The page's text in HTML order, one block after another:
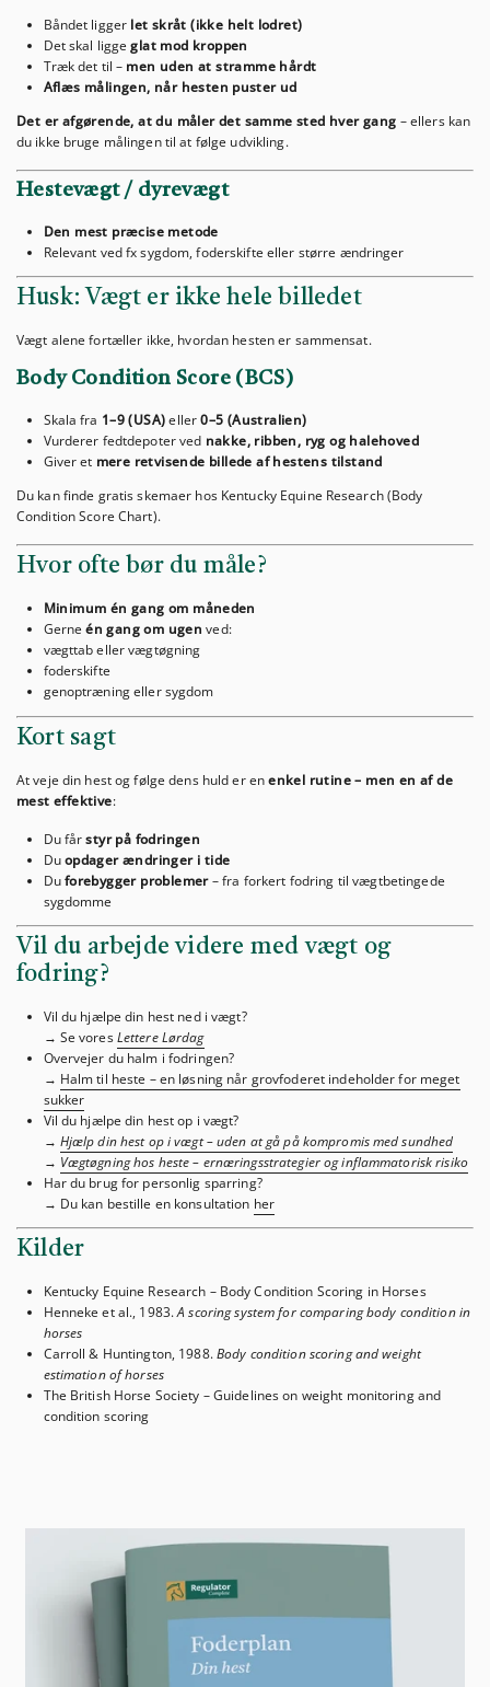
Båndet ligger let skråt (ikke helt lodret)
Det skal liggeglat mod kroppen
Træk det til – men uden at stramme hårdt
Aflæs målingen, når hesten puster ud
Det er afgørende, at du måler det samme sted hver gang – ellers kan
du ikke bruge målingen til at følge udvikling.
Hestevægt / dyrevægt
Den mest præcise metode
Relevant ved fx sygdom, foderskifte eller større ændringer
Husk: Vægt er ikke hele billedet
Vægt alene fortæller ikke, hvordan hesten er sammensat.
Body Condition Score (BCS)
Skala fra 1–9 (USA)eller0–5 (Australien)
Vurderer fedtdepoter ved nakke, ribben, ryg og halehoved
Giver et mere retvisende billede af hestens tilstand
Du kan finde gratis skemaer hos Kentucky Equine Research (Body
Condition Score Chart).
Hvor ofte bør du måle?
Minimum én gang om måneden
Gerneén gang om ugen ved:
vægttab eller vægtøgning
foderskifte
genoptræning eller sygdom
Kort sagt
At veje din hest og følge dens huld er enenkel rutine – men en af de
mest effektive:
Du fårstyr på fodringen
Duopdager ændringer i tide
Duforebygger problemer– fra forkert fodring til vægtbetingede
sygdomme
Vil du arbejde videre med vægt og
fodring?
Vil du hjælpe din hest ned i vægt?
→ Se voresLettere Lørdag
Overvejer du halm i fodringen?
→ Halm til heste – en løsning når grovfoderet indeholder for meget
sukker
Vil du hjælpe din hest op i vægt?
→ Hjælp din hest op i vægt – uden at gå på kompromis med sundhed
→ Vægtøgning hos heste – ernæringsstrategier og inflammatorisk risiko
Har du brug for personlig sparring?
→ Du kan bestille en konsultation her
Kilder
Kentucky Equine Research – Body Condition Scoring in Horses
Henneke et al., 1983.A scoring system for comparing body condition in
horses
Carroll & Huntington, 1988.Body condition scoring and weight
estimation of horses
The British Horse Society – Guidelines on weight monitoring and
condition scoring